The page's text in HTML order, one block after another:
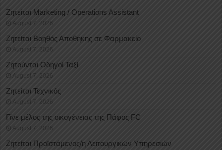
Ζητείται Marketing / Operations Assistant
August 7, 2026
Ζητείται Βοηθός Αποθήκης σε Φαρμακείο
August 7, 2026
Ζητούνται Οδηγοί Ταξί
August 7, 2026
Ζητείται Τεχνικός
August 7, 2026
Γίνε μέλος της οικογένειας της Πάφος FC
August 7, 2026
Ζητείται Προϊστάμενος/η Λειτουργικών Υπηρεσιών